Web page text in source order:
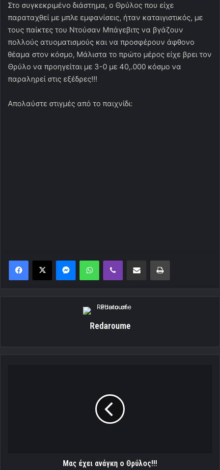
Στο συγκεκριμένο διάστημα, ο Θρύλος που είχε
παραταχθεί με μπλε εμφανίσεις, ήταν καταιγιστικός, με
τους παίκτες του Ντούσαν Μπάγεβιτς να βγάζουν
πολλούς ατυοματισμούς και να προσφέρουν άφθονο
θέαμα στον κόσμο, Μάλιστα το πρώτο μέρος είχε βρει τον
Θρύλο να προηγείται με 3-0 με 40,.000 κόσμο να
παραληρεί στις εξέδρες!!!
Απολαύστε στιγμές από το παιχνίδι:
MessengerWhatsAppViber Κοινοποίηση μέσω ηλεκτρονικού ταχυδρομείουΕκτύπωση
Redaroume
Μας έχει ανάγκη ο Θρύλος!!!